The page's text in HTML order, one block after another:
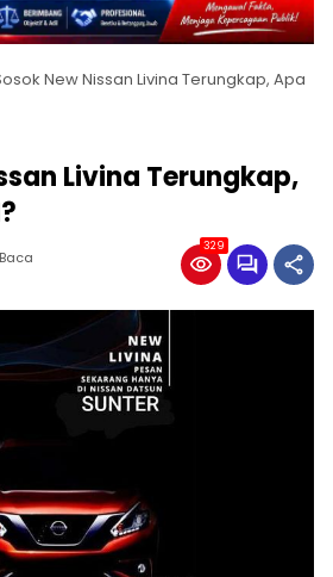
New Nissan Livina Terungkap, Apa
Livina Terungkap,
329